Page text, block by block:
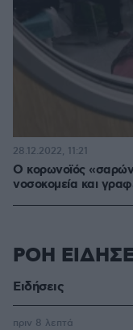
Ο κορωνοϊός
νοσοκομεία και
28.12.2022, 11:21
ΡΟΗ
Ειδήσεις
πριν 8 λεπτά